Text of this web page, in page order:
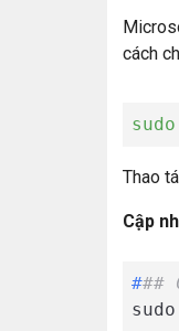
cách
sudo
Thao
Cập
###